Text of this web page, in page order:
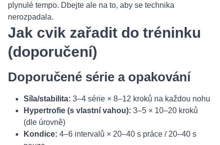
plynulé tempo. Dbejte ale na to, aby se technika
nerozpadala.
Jak cvik zařadit do tréninku
(doporučení)
Doporučené série a opakování
Síla/stabilita: 3–4 série × 8–12 kroků na každou nohu
Hypertrofie (s vlastní vahou): 3–5 × 10–20 kroků
(dle úrovně)
Kondice: 4–6 intervalů × 20–40 s práce / 20–40 s